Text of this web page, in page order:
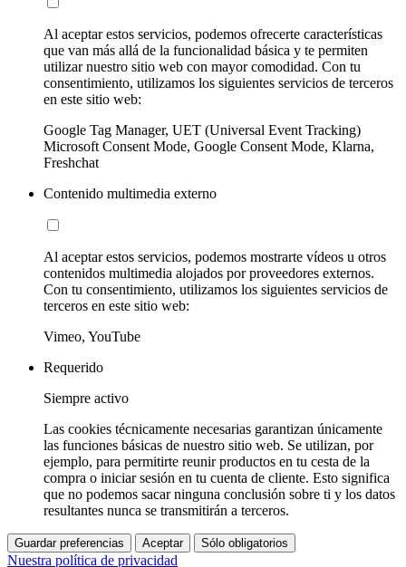
Al aceptar estos servicios, podemos ofrecerte características
que van más allá de la funcionalidad básica y te permiten
utilizar nuestro sitio web con mayor comodidad. Con tu
consentimiento, utilizamos los siguientes servicios de terceros
en este sitio web:
Google Tag Manager, UET (Universal Event Tracking)
Microsoft Consent Mode, Google Consent Mode, Klarna,
Freshchat
Contenido multimedia externo
Al aceptar estos servicios, podemos mostrarte vídeos u otros
contenidos multimedia alojados por proveedores externos.
Con tu consentimiento, utilizamos los siguientes servicios de
terceros en este sitio web:
Vimeo, YouTube
Requerido
Siempre activo
Las cookies técnicamente necesarias garantizan únicamente
las funciones básicas de nuestro sitio web. Se utilizan, por
ejemplo, para permitirte reunir productos en tu cesta de la
compra o iniciar sesión en tu cuenta de cliente. Esto significa
que no podemos sacar ninguna conclusión sobre ti y los datos
resultantes nunca se transmitirán a terceros.
Guardar preferencias Aceptar Sólo obligatorios
Nuestra política de privacidad